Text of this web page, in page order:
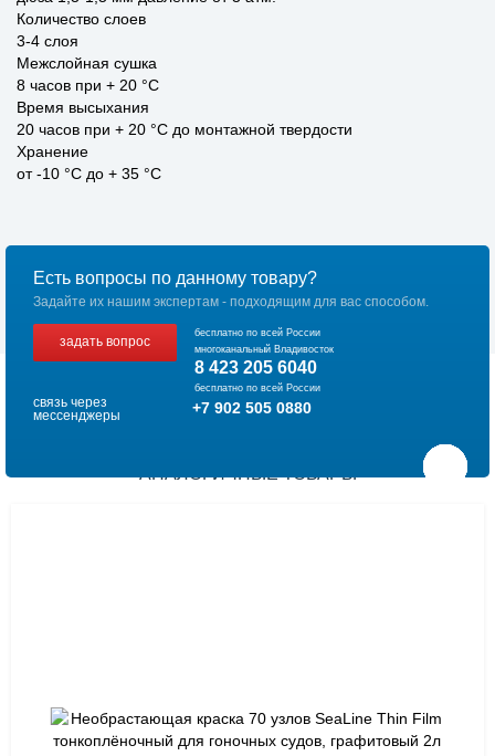
Количество слоев
3-4 слоя
Межслойная сушка
8 часов при + 20 °C
Время высыхания
20 часов при + 20 °C до монтажной твердости
Хранение
от -10 °C до + 35 °C
Есть вопросы по данному товару?
Задайте их нашим экспертам - подходящим для вас способом.
задать вопрос
бесплатно по всей России
многоканальный Владивосток
8 423 205 6040
бесплатно по всей России
связь через
мессенджеры
+7 902 505 0880
АНАЛОГИЧНЫЕ ТОВАРЫ